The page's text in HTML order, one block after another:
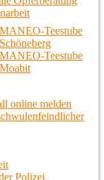
MANEO-Teestube
Schöneberg
MANEO-Teestube
Moabit
online melden
Polizei